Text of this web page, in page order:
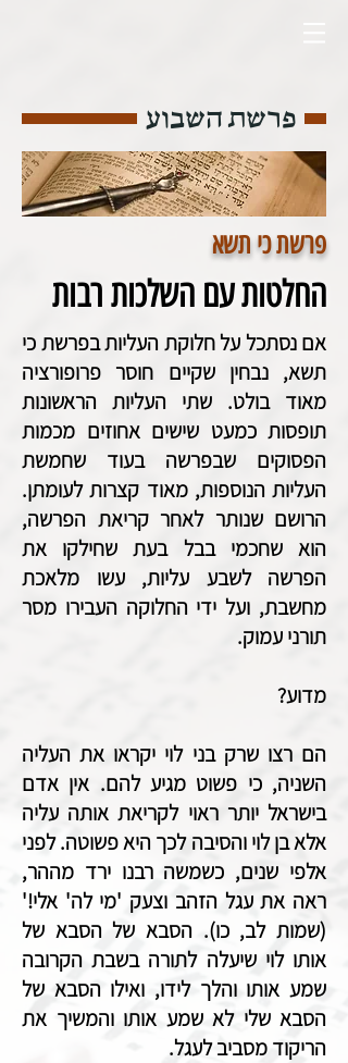
פרשת השבוע
פרשת כי תשא
החלטות עם השלכות רבות
אם נסתכל על חלוקת העליות בפרשת כי
תשא, נבחין שקיים חוסר פרופורציה
מאוד בולט. שתי העליות הראשונות
תופסות כמעט שישים אחוזים מכמות
הפסוקים שבפרשה בעוד שחמשת
העליות הנוספות, מאוד קצרות לעומתן.
הרושם שנותר לאחר קריאת הפרשה,
הוא שחכמי בבל בעת שחילקו את
הפרשה לשבע עליות, עשו מלאכת
מחשבת, ועל ידי החלוקה העבירו מסר
תורני עמוק.
מדוע?
הם רצו שרק בני לוי יקראו את העליה
השניה, כי פשוט מגיע להם. אין אדם
בישראל יותר ראוי לקריאת אותה עליה
אלא בן לוי והסיבה לכך היא פשוטה. לפני
אלפי שנים, כשמשה רבנו ירד מההר,
ראה את עגל הזהב וצעק 'מי לה' אלי!'
(שמות לב, כו). הסבא של הסבא של
אותו לוי שיעלה לתורה בשבת הקרובה
שמע אותו והלך לידו, ואילו הסבא של
הסבא שלי לא שמע אותו והמשיך את
הריקוד מסביב לעגל.